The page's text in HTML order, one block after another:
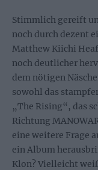
Stimmlich gereift
noch durch dezent
Matthew Kiichi
noch deutlicher
dem nötigen
sowohl das
„The Rising“, das
Richtung
eine weitere Frage
ein Album
Klon? Vielleicht